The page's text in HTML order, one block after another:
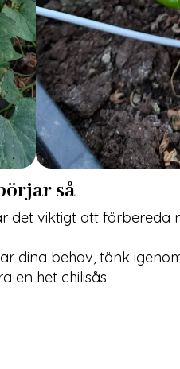
så
det viktigt att förbereda
dina behov, tänk
en het chilisås